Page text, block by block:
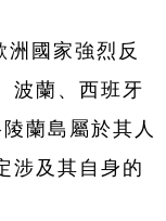
國家強烈反
波蘭、西班牙
蘭島屬於其人
涉及其自身的